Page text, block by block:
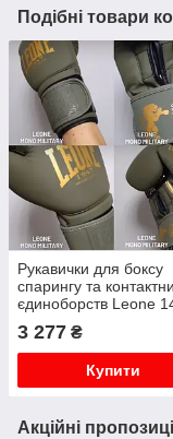
Подібні товари
Рукавички для боксу
спарингу та
єдиноборств Leone
боксерські оригінальні
3 277 ₴
Купити
Акційні